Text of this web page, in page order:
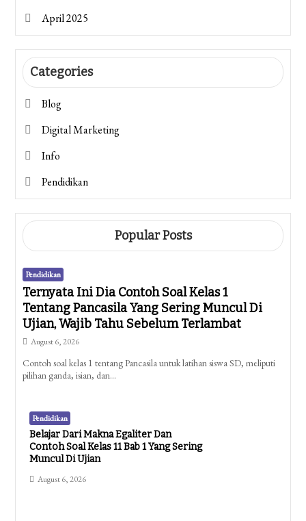
April 2025
Categories
Blog
Digital Marketing
Info
Pendidikan
Popular Posts
Pendidikan
Ternyata Ini Dia Contoh Soal Kelas 1
Tentang Pancasila Yang Sering Muncul Di
Ujian, Wajib Tahu Sebelum Terlambat
August 6, 2026
Contoh soal kelas 1 tentang Pancasila untuk latihan siswa SD, meliputi
pilihan ganda, isian, dan…
Pendidikan
Belajar Dari Makna Egaliter Dan
Contoh Soal Kelas 11 Bab 1 Yang Sering
Muncul Di Ujian
August 6, 2026